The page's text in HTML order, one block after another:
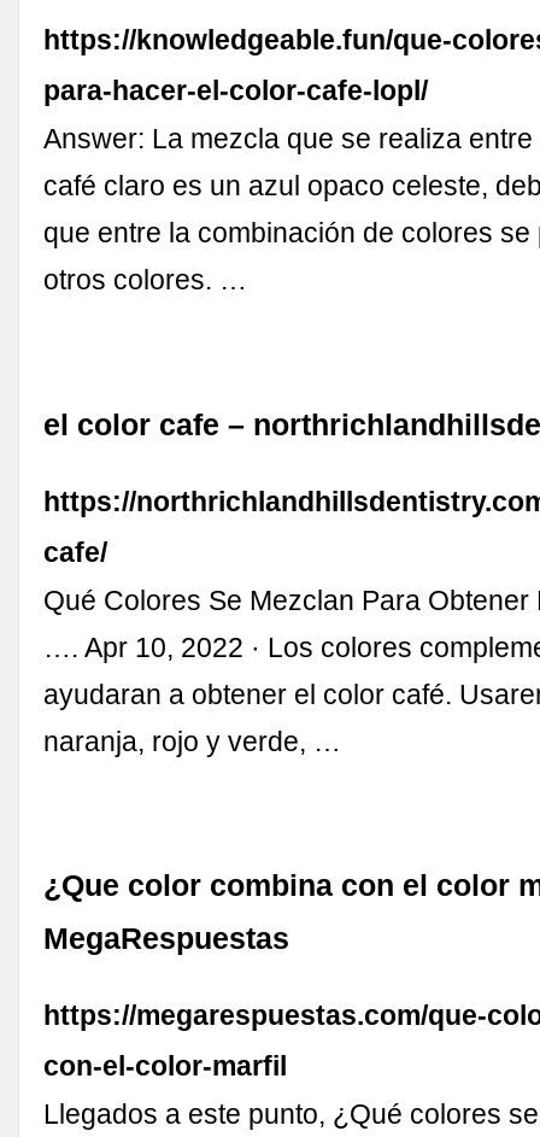
https://knowledgeable.fun/que-
para-hacer-el-color-cafe-lopl/
Answer: La mezcla que se realiza
café claro es un azul opaco celeste,
que entre la combinación de colores
otros colores. …
el color cafe –
https://
cafe/
Qué Colores Se Mezclan Para Obtener
…. Apr 10, 2022 · Los colores
ayudaran a obtener el color café.
naranja, rojo y verde, …
¿Que color combina con el color
MegaRespuestas
https://megarespuestas.com/que-
con-el-color-marfil
Llegados a este punto, ¿Qué colores